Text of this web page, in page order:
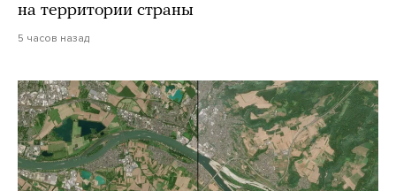
на территории страны
5 часов назад